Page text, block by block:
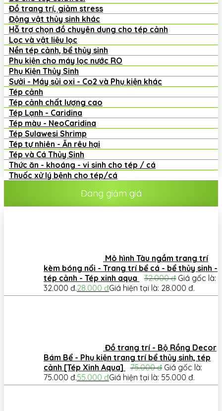
Đồ trang trí, giảm stress
Động vật thủy sinh khác
Hỗ trợ chọn đồ chuyên dụng cho tép cảnh
Lọc và vật liệu lọc
Nền tép cảnh, bể thủy sinh
Phụ kiện cho máy lọc nước RO
Phụ Kiện Thủy Sinh
Sưởi - Máy sủi oxi - Co2 và Phụ kiện khác
Tép cảnh
Tép cảnh chất lượng cao
Tép Lạnh - Caridina
Tép màu - NeoCaridina
Tép Sulawesi Shrimp
Tép tự nhiên - Ăn rêu hại
Tép và Cá Thủy Sinh
Thức ăn - khoáng - vi sinh cho tép / cá
Thuốc xử lý bệnh cho tép/cá
Đang giảm giá
Mô hình Tàu ngầm trang trí
kèm bóng nổi - Trang trí bể cá - bể thủy sinh -
tép cảnh - Tép xinh aqua
32.000đ Giá gốc là:
32.000 đ.28.000 đGiá hiện tại là: 28.000 đ.
Đồ trang trí - Bộ Rồng Decor
Bám Bể - Phụ kiện trang trí bể thủy sinh, tép
cảnh [Tép Xinh Aqua]
75.000đ Giá gốc là:
75.000 đ.55.000 đGiá hiện tại là: 55.000 đ.